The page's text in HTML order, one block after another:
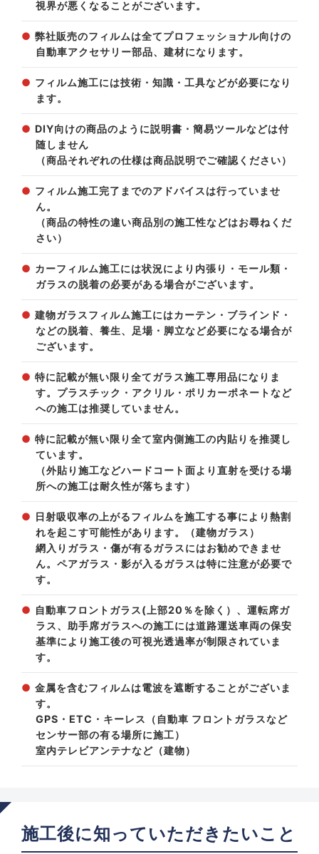
視界が悪くなることがございます。
弊社販売のフィルムは全てプロフェッショナル向けの
自動車アクセサリー部品、建材になります。
フィルム施工には技術・知識・工具などが必要になり
ます。
DIY向けの商品のように説明書・簡易ツールなどは付
随しません
（商品それぞれの仕様は商品説明でご確認ください）
フィルム施工完了までのアドバイスは行っていませ
ん。
（商品の特性の違い商品別の施工性などはお尋ねくだ
さい）
カーフィルム施工には状況により内張り・モール類・
ガラスの脱着の必要がある場合がございます。
建物ガラスフィルム施工にはカーテン・ブラインド・
などの脱着、養生、足場・脚立など必要になる場合が
ございます。
特に記載が無い限り全てガラス施工専用品になりま
す。プラスチック・アクリル・ポリカーポネートなど
への施工は推奨していません。
特に記載が無い限り全て室内側施工の内貼りを推奨し
ています。
（外貼り施工などハードコート面より直射を受ける場
所への施工は耐久性が落ちます）
日射吸収率の上がるフィルムを施工する事により熱割
れを起こす可能性があります。（建物ガラス）
網入りガラス・傷が有るガラスにはお勧めできませ
ん。ペアガラス・影が入るガラスは特に注意が必要で
す。
自動車フロントガラス(上部20％を除く）、運転席ガ
ラス、助手席ガラスへの施工には道路運送車両の保安
基準により施工後の可視光透過率が制限されていま
す。
金属を含むフィルムは電波を遮断することがございま
す。
GPS・ETC・キーレス（自動車 フロントガラスなど
センサー部の有る場所に施工）
室内テレビアンテナなど（建物）
施工後に知っていただきたいこと